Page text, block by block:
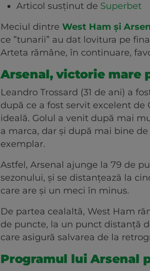
Articol susținut de Superbet
Meciul dintre West Ham și
ce ”tunarii” au dat lovitura pe
Arteta rămâne, în continuare,
Arsenal, victorie mare
Leandro Trossard (31 de ani) a
după ce a fost servit excelent
ideală. Golul a venit după mai
a marca, dar și după mai bine
exemplar.
Astfel, Arsenal ajunge la 79 de
sezonului, și se distanțează la
care are și un meci în minus.
De partea cealaltă, West Ham
de puncte, la un punct distanță
care asigură salvarea de la
Programul lui Arsenal